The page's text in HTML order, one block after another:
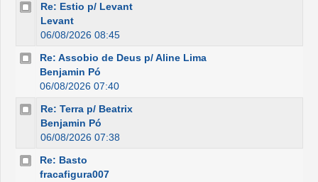
Re: Estio p/ Levant
Levant
06/08/2026 08:45
Re: Assobio de Deus p/ Aline Lima
Benjamin Pó
06/08/2026 07:40
Re: Terra p/ Beatrix
Benjamin Pó
06/08/2026 07:38
Re: Basto
fracafigura007